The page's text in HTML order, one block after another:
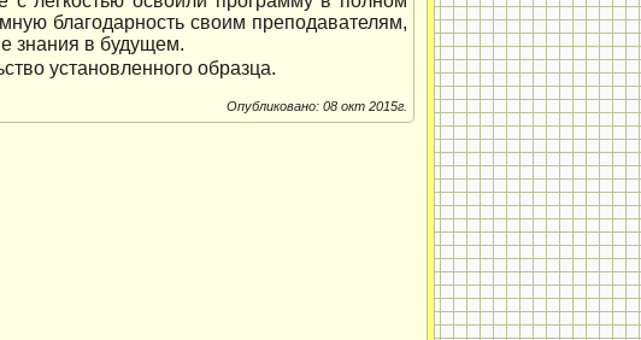
благодарность своим преподавателям,
знания в будущем.
установленного образца.
Опубликовано: 08 окт 2015г.